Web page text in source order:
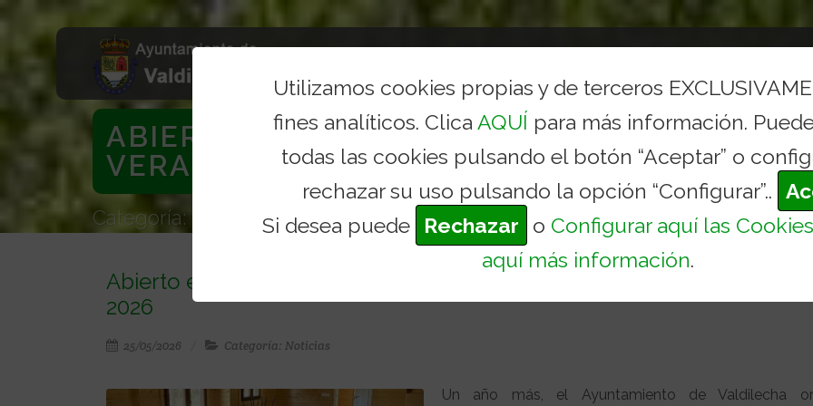
Utilizamos cookies propias y de terceros
fines analíticos. Clica AQUÍ para más información.
todas las cookies pulsando el botón “Aceptar” o
rechazar su uso pulsando la opción “Configurar”..
Si desea puede
Rechazar o Configurar aquí las Cookies
aquí más información.
ABIERTO EL PLAZO DE INSCRIPCIÓN PARA
VERANO DE...
Categoría: Noticias
Abierto el plazo de inscripción para el campamento de verano de
2026
25/05/2026 Categoría: Noticias
Un año más, el Ayuntamiento de Valdilecha